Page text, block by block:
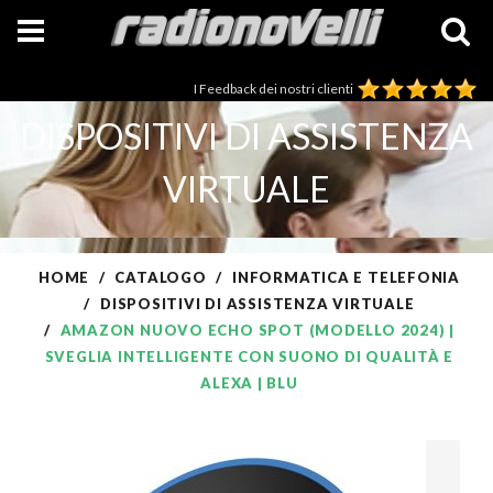
I Feedback dei nostri clienti
DISPOSITIVI DI ASSISTENZA
VIRTUALE
HOME CATALOGO
INFORMATICA E TELEFONIA
DISPOSITIVI DI ASSISTENZA VIRTUALE
AMAZON NUOVO ECHO SPOT (MODELLO 2024) |
SVEGLIA INTELLIGENTE CON SUONO DI QUALITÀ E
ALEXA | BLU